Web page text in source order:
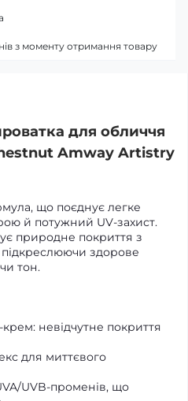
для обличчя
Amway Artistry
що поєднує легке
й потужний UV-захист.
природне покриття з
здорове
тон.
крем: невідчутне покриття
для миттєвого
UVB-променів, що
з моменту отримання товару